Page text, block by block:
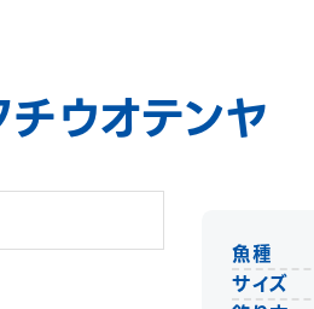
ウオテンヤ
魚種
サイズ